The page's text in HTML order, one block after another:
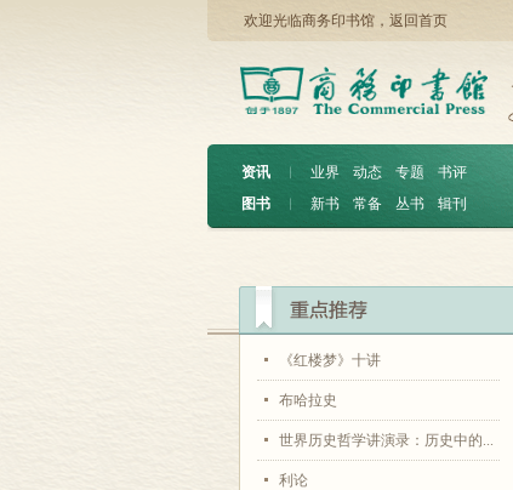
欢迎光临商务印书馆， 返回首页
资讯 ︱ 业界 动态 专题
书评
图书
︱ 新书 常备 丛书 辑刊
《红楼梦》十讲
布哈拉史
世界历史哲学讲演录：历史中的...
利论